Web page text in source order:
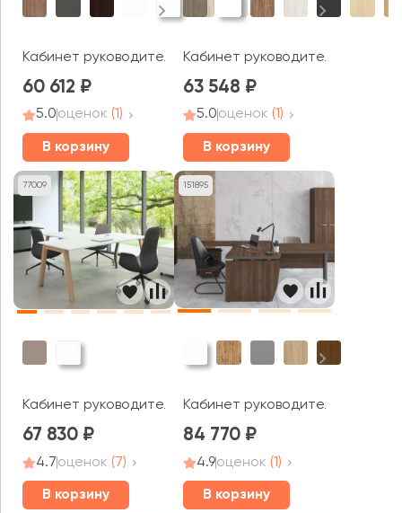
Кабинет руководителя Кортез
60 612
5.0оценок (1)
В корзину
Кабинет руководителя Стайл
63 548
5.0оценок (1)
В корзину
77009
Кабинет руководителя Артвуд Экзекьютив / Artwood
67 830
4.7оценок (7)
В корзину
151895
Кабинет руководителя Smart
84 770
4.9оценок (1)
В корзину